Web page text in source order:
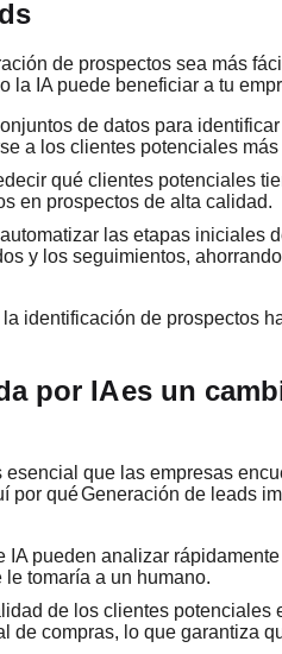
de prospectos sea más
la IA puede beneficiar a tu
de datos para
a los clientes potenciales más
qué clientes potenciales
en prospectos de alta calidad.
las etapas iniciales
y los seguimientos,
identificación de prospectos
por IAes un
que las empresas
por quéGeneración de leads
IA pueden analizar
tomaría a un humano.
de los clientes potenciales
de compras, lo que garantiza